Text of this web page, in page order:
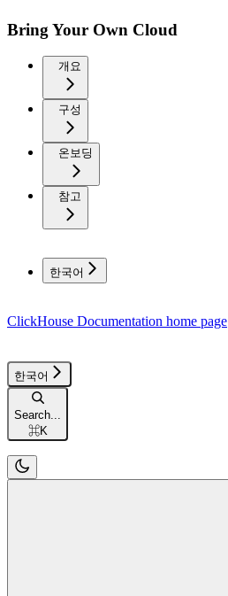
Bring Your Own Cloud
개요
구성
온보딩
참고
한국어
ClickHouse Documentation home page
한국어
Search...
⌘K